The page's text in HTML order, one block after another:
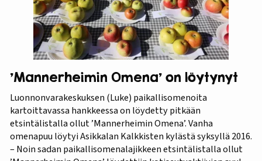
’Mannerheimin Omena’ on löytynyt
Luonnonvarakeskuksen (Luke) paikallisomenoita
kartoittavassa hankkeessa on löydetty pitkään
etsintälistalla ollut ’Mannerheimin Omena’. Vanha
omenapuu löytyi Asikkalan Kalkkisten kylästä syksyllä 2016.
– Noin sadan paikallisomenalajikkeen etsintälistalla ollut